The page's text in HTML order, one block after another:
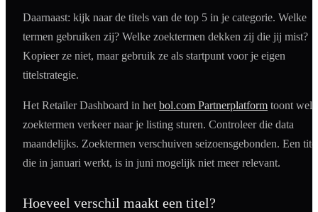
Daarnaast: kijk naar de titels van de top 5 in je categorie. Welke
termen gebruiken zij? Welke zoektermen dekken zij die jij mist?
Kopieer ze niet, maar gebruik ze als startpunt voor je eigen
titelstrategie.
Het Retailer Dashboard in het bol.com Partnerplatform toont
zoektermen verkeer naar je listing sturen. Controleer die data
maandelijks. Zoektermen verschuiven seizoensgebonden. Een
die in januari werkt, is in juni mogelijk niet meer relevant.
Hoeveel verschil maakt een titel?